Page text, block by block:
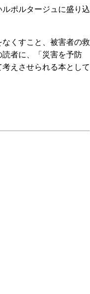
ポルタージュに盛り込
くすこと、被害者の救
者に、「災害を予防
えさせられる本として